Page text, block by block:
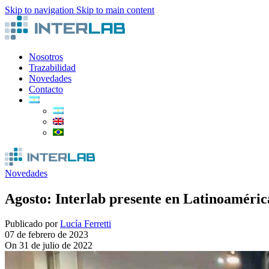
Skip to navigation Skip to main content
Nosotros
Trazabilidad
Novedades
Contacto
Novedades
Agosto: Interlab presente en
Publicado por Lucía Ferretti
07 de febrero de 2023
On 31 de julio de 2022